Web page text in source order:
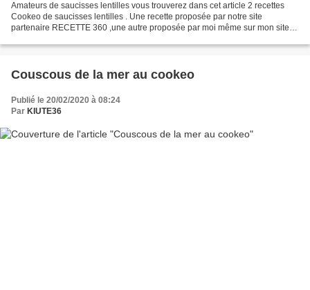
Amateurs de saucisses lentilles vous trouverez dans cet article 2 recettes
Cookeo de saucisses lentilles . Une recette proposée par notre site
partenaire RECETTE 360 ,une autre proposée par moi même sur mon site
Couscous de la mer au cookeo
Publié le 20/02/2020 à 08:24
Par KIUTE36